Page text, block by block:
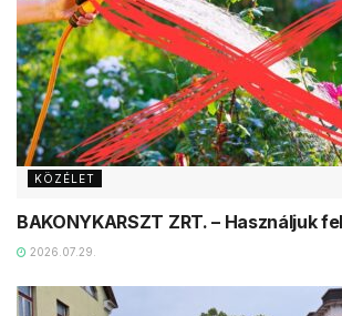
KÖZÉLET
BAKONYKARSZT ZRT. – Használjuk
2026.07.29.